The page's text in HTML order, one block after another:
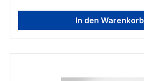
In den Warenkorb